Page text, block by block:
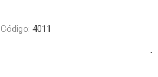
Código: 4011